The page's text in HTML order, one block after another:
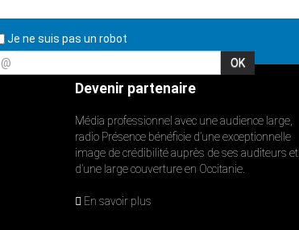
Je ne suis pas un robot
@
Devenir partenaire
Média professionnel avec une audience large,
radio Présence bénéficie d’une exceptionnelle
image de crédibilité auprès de ses auditeurs et
d’une large couverture en Occitanie.
En savoir plus